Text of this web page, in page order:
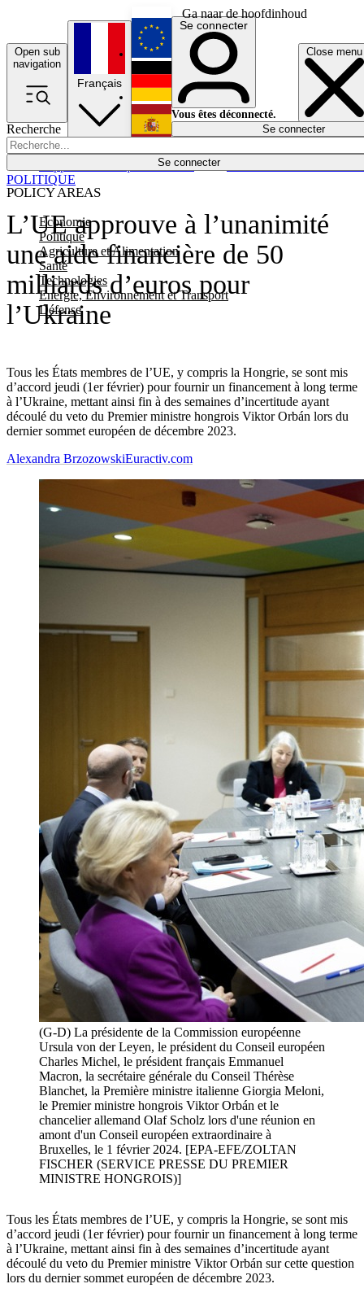
Ga naar de hoofdinhoud
Open sub
navigation
Close menu
Recherche
Se connecter
POLICY AREAS
Economie
Politique
Agriculture et Alimentation
Santé
Technologies
Energie, Environnement et Transport
Défense
Économie
Français
English
Deutsch
Español
Se connecter
Vous êtes déconnecté.
Se connecter
L’UE approuve à l’unanimité
une aide financière de 50
milliards d’euros pour
l’Ukraine
Tous les États membres de l’UE, y compris la Hongrie, se sont mis
d’accord jeudi (1er février) pour fournir un financement à long terme
à l’Ukraine, mettant ainsi fin à des semaines d’incertitude ayant
découlé du veto du Premier ministre hongrois Viktor Orbán lors du
dernier sommet européen de décembre 2023.
POLITIQUE
Alexandra BrzozowskiEuractiv.com
(G-D) La présidente de la Commission européenne
Ursula von der Leyen, le président du Conseil européen
Charles Michel, le président français Emmanuel
Macron, la secrétaire générale du Conseil Thérèse
Blanchet, la Première ministre italienne Giorgia Meloni,
le Premier ministre hongrois Viktor Orbán et le
chancelier allemand Olaf Scholz lors d'une réunion en
amont d'un Conseil européen extraordinaire à
Bruxelles, le 1 février 2024. [EPA-EFE/ZOLTAN
FISCHER (SERVICE PRESSE DU PREMIER
MINISTRE HONGROIS)]
Tous les États membres de l’UE, y compris la Hongrie, se sont mis
d’accord jeudi (1er février) pour fournir un financement à long terme
à l’Ukraine, mettant ainsi fin à des semaines d’incertitude ayant
découlé du veto du Premier ministre Viktor Orbán sur cette question
lors du dernier sommet européen de décembre 2023.